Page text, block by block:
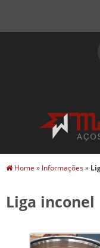
Home » Informações»
Liga inconel